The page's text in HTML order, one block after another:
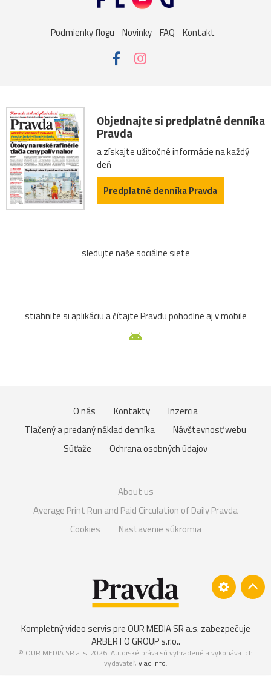
Podmienky flogu Novinky FAQ Kontakt
Objednajte si predplatné denníka
Pravda
a získajte užitočné informácie na každý
deň
Predplatné denníka Pravda
sledujte naše sociálne siete
stiahnite si aplikáciu a čítajte Pravdu pohodlne aj v mobile
O nás Kontakty
Inzercia
Tlačený a predaný náklad denníka
Návštevnosť webu
Súťaže
Ochrana osobných údajov
About us
Average Print Run and Paid Circulation of Daily Pravda
Cookies
Nastavenie súkromia
Kompletný video servis pre OUR MEDIA SR a.s. zabezpečuje
ARBERTO GROUP s.r.o..
© OUR MEDIA SR a. s. 2026. Autorské práva sú vyhradené a vykonáva ich
vydavateľ, viac info.